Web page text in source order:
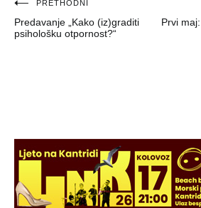
Navigacija
objava
PRETHODNI
Predavanje „Kako (iz)graditi
psihološku otpornost?“
Prvi